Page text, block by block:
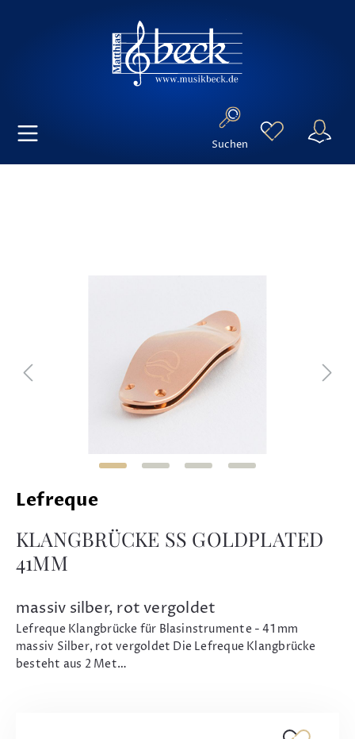
Suchen
Lefreque
KLANGBRÜCKE SS GOLDPLATED
41MM
massiv silber, rot vergoldet
Lefreque Klangbrücke für Blasinstrumente - 41 mm
massiv Silber, rot vergoldet Die Lefreque Klangbrücke
besteht aus 2 Met…